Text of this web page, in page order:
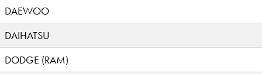
DAEWOO
DAIHATSU
DODGE (RAM)